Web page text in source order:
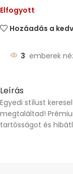
Elfogyott
Hozáadás a
3 emberek
Leírás
Egyedi stílust
megtaláltad!
tartósságot és